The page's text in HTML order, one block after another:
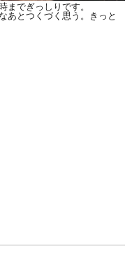
までぎっしりです。
あとつくづく思う。きっと